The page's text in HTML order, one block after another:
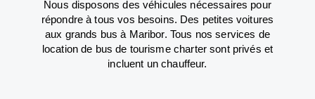
Nous disposons des véhicules nécessaires pour
répondre à tous vos besoins. Des petites voitures
aux grands bus à Maribor. Tous nos services de
location de bus de tourisme charter sont privés et
incluent un chauffeur.